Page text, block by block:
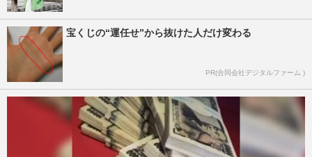
宝くじの“運任せ”から抜けた人だけ変わる
PR(合同会社デジタルファーム )